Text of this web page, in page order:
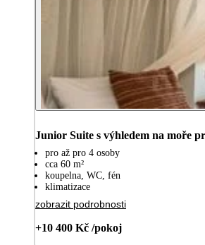
Junior Suite s výhledem na moře
pro až pro 4 osoby
cca 60 m²
koupelna, WC, fén
klimatizace
zobrazit podrobnosti
+10 400 Kč /pokoj